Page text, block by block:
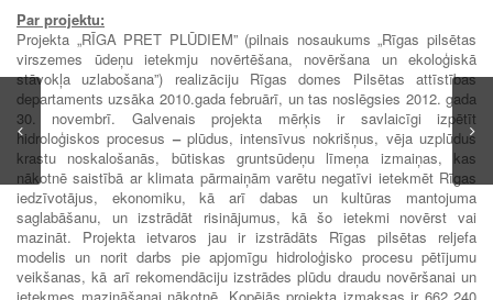
Par projektu:
Projekta „RĪGA PRET PLŪDIEM” (pilnais nosaukums „Rīgas pilsētas
virszemes ūdeņu ietekmju novērtēšana, novēršana un ekoloģiskā
stāvokļa uzlabošana”) realizāciju Rīgas domes Pilsētas attīstības
departaments uzsāka 2010.gada februārī, un tas noslēgsies 2012. gada
30. novembrī. Galvenais projekta mērķis ir savlaicīgi izpētīt
hidroloģiskos procesus – plūdus, intensīvus nokrišņus, vēja uzplūdus
krastu noskalošanās, būtiskas gruntsūdeņu līmeņa izmaiņas, kas
nākotnē saistībā ar klimata pārmaiņām varētu negatīvi ietekmēt Rīgas
iedzīvotājus, ekonomiku, kā arī dabas un kultūras mantojuma
saglabāšanu, un izstrādāt risinājumus, kā šo ietekmi novērst vai
mazināt. Projekta ietvaros jau ir izstrādāts Rīgas pilsētas reljefa
modelis un norit darbs pie apjomīgu hidroloģisko procesu pētījumu
veikšanas, kā arī rekomendāciju izstrādes plūdu draudu novēršanai un